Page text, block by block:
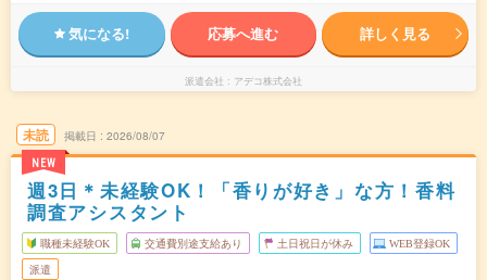
気になる! 応募へ進む 詳しく見る
派遣会社 アデコ株式会社
未読
NEW
掲載日 2026/08/07
週3日＊未経験OK！「香りが好き」な方！香料
調査アシスタント
職種未経験OK 交通費別途支給あり 土日祝日が休み WEB登録OK
派遣